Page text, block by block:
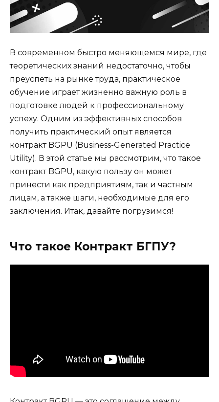
В современном быстро меняющемся мире, где
теоретических знаний недостаточно, чтобы
преуспеть на рынке труда, практическое
обучение играет жизненно важную роль в
подготовке людей к профессиональному
успеху. Одним из эффективных способов
получить практический опыт является
контракт BGPU (Business-Generated Practice
Utility). В этой статье мы рассмотрим, что такое
контракт BGPU, какую пользу он может
принести как предприятиям, так и частным
лицам, а также шаги, необходимые для его
заключения. Итак, давайте погрузимся!
Что такое Контракт БГПУ?